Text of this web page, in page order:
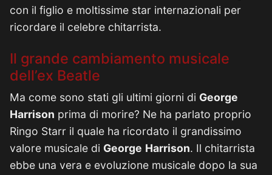
con il figlio e moltissime star internazionali per
ricordare il celebre chitarrista.
Il grande cambiamento musicale
dell’ex Beatle
Ma come sono stati gli ultimi giorni di George
Harrison prima di morire? Ne ha parlato proprio
Ringo Starr il quale ha ricordato il grandissimo
valore musicale di George Harrison. Il chitarrista
ebbe una vera e evoluzione musicale dopo la sua